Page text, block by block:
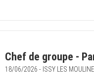
Chef de groupe -
18/06/2026 - ISSY LES